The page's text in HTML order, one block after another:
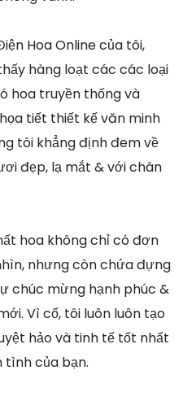
Hoa Online của tôi,
hàng loạt các các loại
hoa truyền thống và
tiết thiết kế văn minh
tôi khẳng định đem về
đẹp, lạ mắt & với chân
hoa không chỉ có đơn
nhưng còn chứa đựng
chúc mừng hạnh phúc &
Vì cố, tôi luôn luôn tạo
hảo và tinh tế tốt nhất
của bạn.